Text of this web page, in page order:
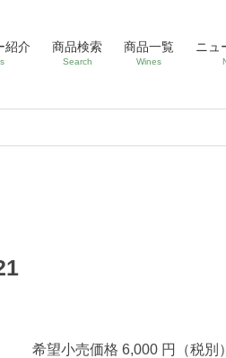
紹介 商品検索
Search
商品一覧
Wines
ニュ
希望小売価格 6,000 円（税別）